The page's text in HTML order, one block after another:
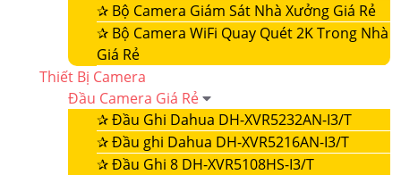
✰ Bộ Camera Giám Sát Nhà Xưởng Giá Rẻ
✰ Bộ Camera WiFi Quay Quét 2K Trong Nhà
Giá Rẻ
Thiết Bị Camera
Đầu Camera Giá Rẻ
✰Đầu Ghi Dahua DH-XVR5232AN-I3/T
✰Đầu ghi Dahua DH-XVR5216AN-I3/T
✰Đầu Ghi 8 DH-XVR5108HS-I3/T